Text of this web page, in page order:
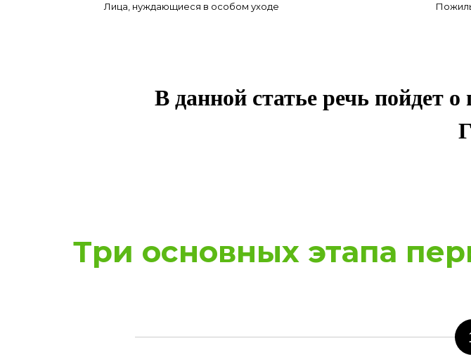
Лица, нуждающиеся в особом уходе
В данной статье речь пойдет
Три основных этапа